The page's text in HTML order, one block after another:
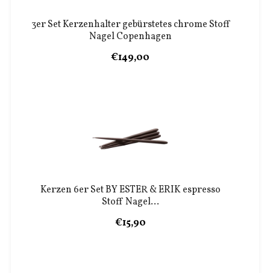
3er Set Kerzenhalter gebürstetes chrome Stoff
Nagel Copenhagen
€149,00
Kerzen 6er Set BY ESTER & ERIK espresso
Stoff Nagel...
€15,90